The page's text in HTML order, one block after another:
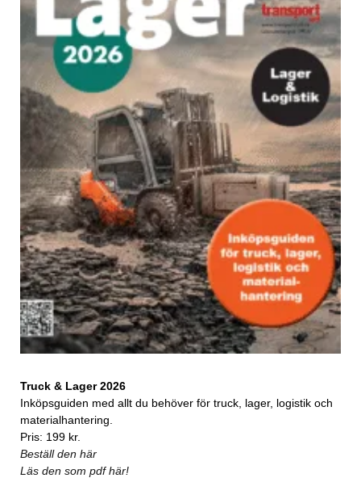
Truck & Lager 2026
Inköpsguiden med allt du behöver för truck, lager, logistik och
materialhantering.
Pris: 199 kr.
Beställ den här
Läs den som pdf här!